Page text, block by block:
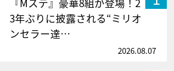
『Mステ』豪華8組が登場！2
3年ぶりに披露される“ミリオ
ンセラー達…
2026.08.07